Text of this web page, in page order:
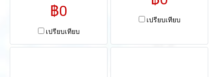
฿0
เปรียบเทียบ
เปรียบเทียบ